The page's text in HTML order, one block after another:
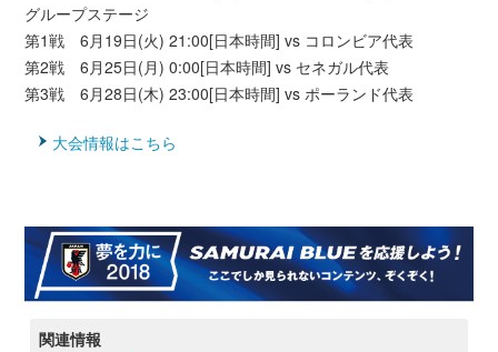
グループステージ
第1戦 6月19日(火) 21:00[日本時間] vs コロンビア代表
第2戦 6月25日(月) 0:00[日本時間] vs セネガル代表
第3戦 6月28日(木) 23:00[日本時間] vs ポーランド代表
大会情報はこちら
関連情報